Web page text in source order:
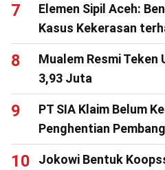
Elemen Sipil Aceh:
Kasus Kekerasan
Mualem Resmi Teken
3,93 Juta
PT SIA Klaim Belum
Penghentian
Jokowi Bentuk